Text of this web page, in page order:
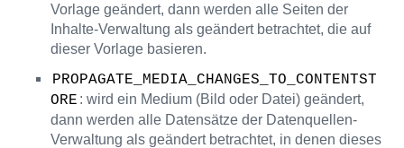
Vorlage geändert, dann werden alle Seiten der
Inhalte-Verwaltung als geändert betrachtet, die auf
dieser Vorlage basieren.
PROPAGATE_MEDIA_CHANGES_TO_CONTENTST
ORE : wird ein Medium (Bild oder Datei) geändert,
dann werden alle Datensätze der Datenquellen-
Verwaltung als geändert betrachtet, in denen dieses